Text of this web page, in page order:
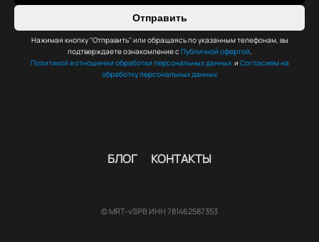
Отправить
Нажимая кнопку "Отправить" или обращаясь по указанным телефонам, вы
подтверждаете ознакомление с Публичной офертой,
Политикой в отношении обработки персональных данных и Согласием на
обработку персональных данных
БЛОГ КОНТАКТЫ
© MRT-vSPB ИНН 781462587353